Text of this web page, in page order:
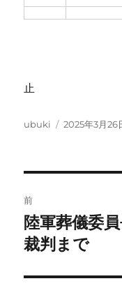
止
投
ubuki
投
2025年3月26
稿
ナ
ビ
前
前
の
稿:
陸軍葬儀委
裁判まで